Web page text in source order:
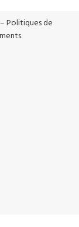
–Politiques de
.